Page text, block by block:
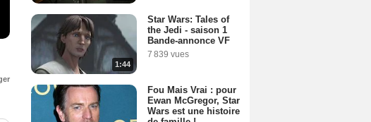
1:44
Star Wars: Tales of
the Jedi - saison 1
Bande-annonce VF
7 839 vues
Fou Mais Vrai : pour
Ewan McGregor, Star
Wars est une histoire